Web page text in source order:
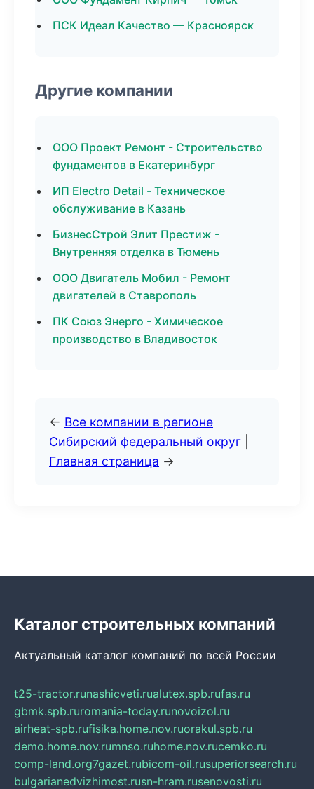
ПСК Идеал Качество — Красноярск
Другие компании
ООО Проект Ремонт - Строительство
фундаментов в Екатеринбург
ИП Electro Detail - Техническое
обслуживание в Казань
БизнесСтрой Элит Престиж -
Внутренняя отделка в Тюмень
ООО Двигатель Мобил - Ремонт
двигателей в Ставрополь
ПК Союз Энерго - Химическое
производство в Владивосток
← Все компании в регионе
Сибирский федеральный округ
Главная страница →
Каталог строительных компаний
Актуальный каталог компаний по всей России
t25-tractor.runashicveti.rualutex.spb.rufas.ru
gbmk.spb.ruromania-today.runovoizol.ru
airheat-spb.rufisika.home.nov.ruorakul.spb.ru
demo.home.nov.rumnso.ruhome.nov.rucemko.ru
comp-land.org7gazet.rubicom-oil.rusuperiorsearch.ru
bulgarianedvizhimost.rusn-hram.rusenovosti.ru